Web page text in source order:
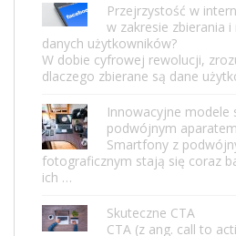
Przejrzystość w
w zakresie zbierania
danych użytkowników?
W dobie cyfrowej rewolucji,
dlaczego zbierane są dane
Innowacyjne
podwójnym
Smartfony z
fotograficznym stają się coraz
ich …
Skuteczne CTA
CTA (z ang. call to